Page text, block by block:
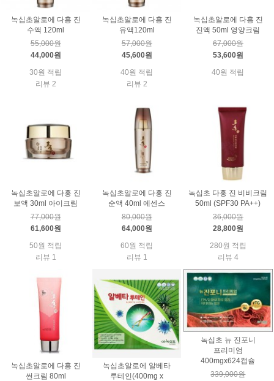
녹십초알로에 다홍 진
수액 120ml
55,000원
44,000원
30원 적립
리뷰 2
녹십초알로에 다홍 진
유액120ml
57,000원
45,600원
40원 적립
리뷰 2
녹십초알로에 다홍 진
진액 50ml 영양크림
67,000원
53,600원
40원 적립
녹십초알로에 다홍 진
보액 30ml 아이크림
77,000원
61,600원
50원 적립
리뷰 1
녹십초알로에 다홍 진
순액 40ml 에센스
80,000원
64,000원
60원 적립
리뷰 1
녹십초 다홍 진 비비크림
50ml (SPF30 PA++)
36,000원
28,800원
280원 적립
리뷰 4
녹십초알로에 다홍 진
썬크림 80ml
녹십초알로에 알베타
루테인(400mg x
녹십초 뉴 진포니
프리미엄
400mgx624캡슐
339,000원